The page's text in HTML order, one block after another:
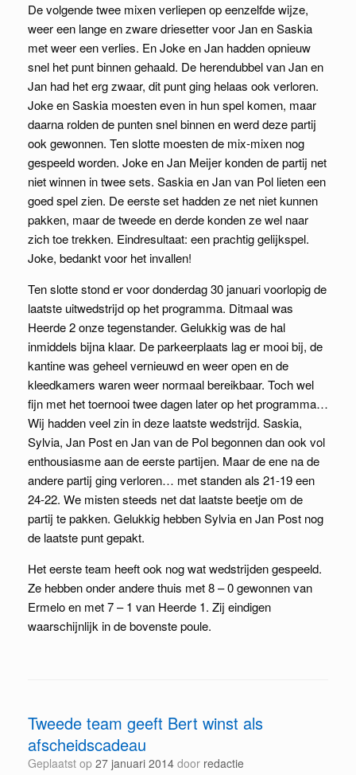
De volgende twee mixen verliepen op eenzelfde wijze,
weer een lange en zware driesetter voor Jan en Saskia
met weer een verlies. En Joke en Jan hadden opnieuw
snel het punt binnen gehaald. De herendubbel van Jan en
Jan had het erg zwaar, dit punt ging helaas ook verloren.
Joke en Saskia moesten even in hun spel komen, maar
daarna rolden de punten snel binnen en werd deze partij
ook gewonnen. Ten slotte moesten de mix-mixen nog
gespeeld worden. Joke en Jan Meijer konden de partij net
niet winnen in twee sets. Saskia en Jan van Pol lieten een
goed spel zien. De eerste set hadden ze net niet kunnen
pakken, maar de tweede en derde konden ze wel naar
zich toe trekken. Eindresultaat: een prachtig gelijkspel.
Joke, bedankt voor het invallen!
Ten slotte stond er voor donderdag 30 januari voorlopig de
laatste uitwedstrijd op het programma. Ditmaal was
Heerde 2 onze tegenstander. Gelukkig was de hal
inmiddels bijna klaar. De parkeerplaats lag er mooi bij, de
kantine was geheel vernieuwd en weer open en de
kleedkamers waren weer normaal bereikbaar. Toch wel
fijn met het toernooi twee dagen later op het programma…
Wij hadden veel zin in deze laatste wedstrijd. Saskia,
Sylvia, Jan Post en Jan van de Pol begonnen dan ook vol
enthousiasme aan de eerste partijen. Maar de ene na de
andere partij ging verloren… met standen als 21-19 een
24-22. We misten steeds net dat laatste beetje om de
partij te pakken. Gelukkig hebben Sylvia en Jan Post nog
de laatste punt gepakt.
Het eerste team heeft ook nog wat wedstrijden gespeeld.
Ze hebben onder andere thuis met 8 – 0 gewonnen van
Ermelo en met 7 – 1 van Heerde 1. Zij eindigen
waarschijnlijk in de bovenste poule.
Tweede team geeft Bert winst als
afscheidscadeau
Geplaatst op 27 januari 2014 door redactie